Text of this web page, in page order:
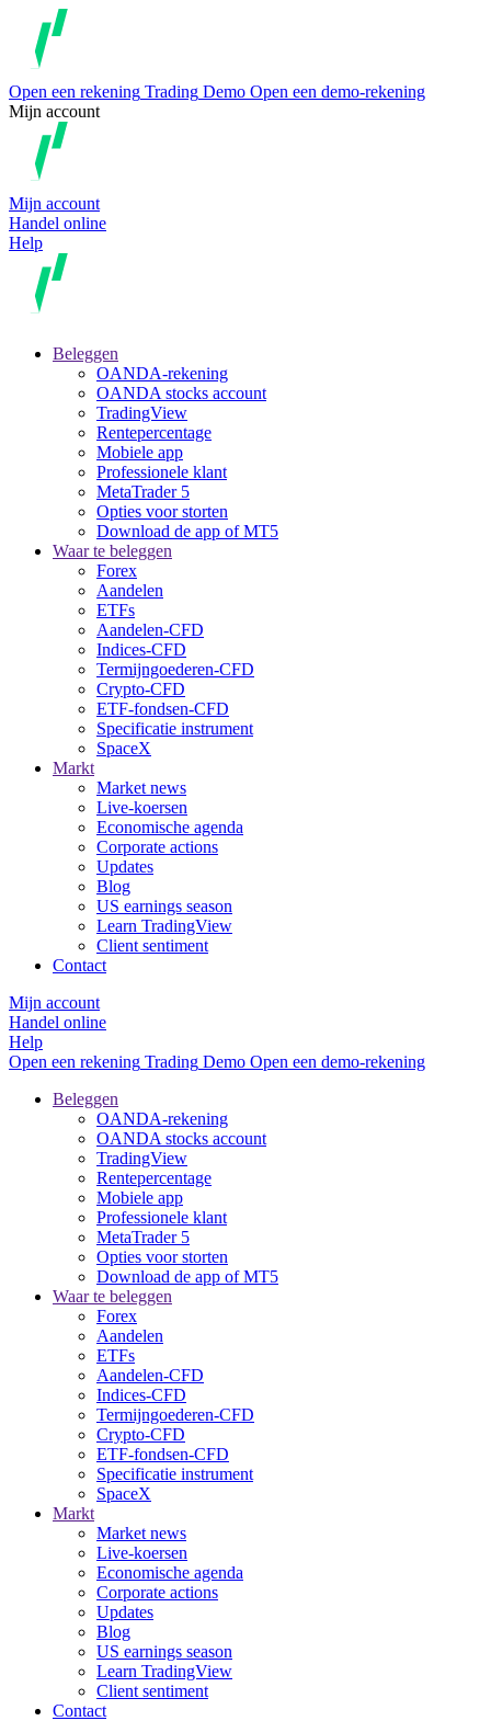
Open een rekening Trading Demo Open een demo-rekening
Mijn account
Mijn account
Handel online
Help
Beleggen
OANDA-rekening
OANDA stocks account
TradingView
Rentepercentage
Mobiele app
Professionele klant
MetaTrader 5
Opties voor storten
Download de app of MT5
Waar te beleggen
Forex
Aandelen
ETFs
Aandelen-CFD
Indices-CFD
Termijngoederen-CFD
Crypto-CFD
ETF-fondsen-CFD
Specificatie instrument
SpaceX
Markt
Market news
Live-koersen
Economische agenda
Corporate actions
Updates
Blog
US earnings season
Learn TradingView
Client sentiment
Contact
Mijn account
Handel online
Help
Open een rekening Trading Demo Open een demo-rekening
Beleggen
OANDA-rekening
OANDA stocks account
TradingView
Rentepercentage
Mobiele app
Professionele klant
MetaTrader 5
Opties voor storten
Download de app of MT5
Waar te beleggen
Forex
Aandelen
ETFs
Aandelen-CFD
Indices-CFD
Termijngoederen-CFD
Crypto-CFD
ETF-fondsen-CFD
Specificatie instrument
SpaceX
Markt
Market news
Live-koersen
Economische agenda
Corporate actions
Updates
Blog
US earnings season
Learn TradingView
Client sentiment
Contact